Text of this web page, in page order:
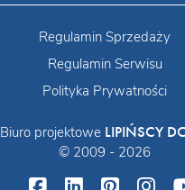
Regulamin Sprzedaży
Regulamin Serwisu
Polityka Prywatności
Biuro projektowe LIPIŃSCY
© 2009 - 2026